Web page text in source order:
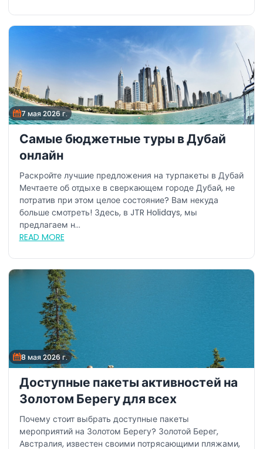
7 мая 2026 г.
Самые бюджетные туры в Дубай
онлайн
Раскройте лучшие предложения на турпакеты в Дубай
Мечтаете об отдыхе в сверкающем городе Дубай, не
потратив при этом целое состояние? Вам некуда
больше смотреть! Здесь, в JTR Holidays, мы
предлагаем н...
READ MORE
8 мая 2026 г.
Доступные пакеты активностей на
Золотом Берегу для всех
Почему стоит выбрать доступные пакеты
мероприятий на Золотом Берегу? Золотой Берег,
Австралия, известен своими потрясающими пляжами,